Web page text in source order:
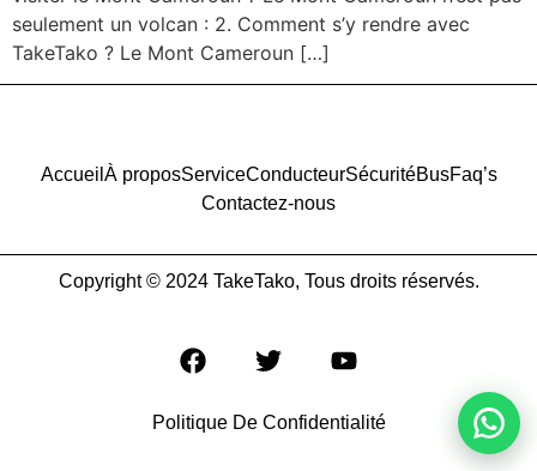
seulement un volcan : 2. Comment s’y rendre avec
TakeTako ? Le Mont Cameroun […]
Accueil À proposServiceConducteurSécuritéBusFaq’s
Contactez-nous
Copyright © 2024 TakeTako, Tous droits réservés.
Politique De Confidentialité